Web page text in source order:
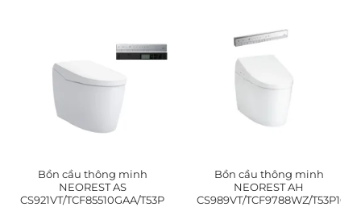
Bồn cầu thông minh
NEOREST AS
CS921VT/TCF85510GAA/T53P100VR
Bồn cầu thông minh
NEOREST AH
CS989VT/TCF9788WZ/